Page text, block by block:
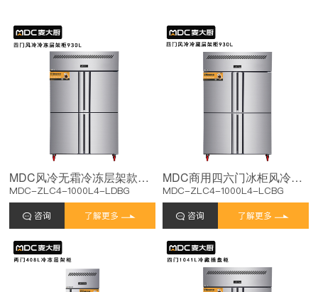
MDC风冷无霜冷冻层架款四门冰柜商用四六门冰柜
MDC-ZLC4-1000L4-LDBG
咨询 了解更多
MDC商用四六门冰柜风冷无霜冷藏层架款四门冰柜
MDC-ZLC4-1000L4-LCBG
咨询 了解更多